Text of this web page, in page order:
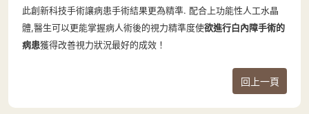
此創新科技手術讓病患手術結果更為精準. 配合上功能性人工水晶
體,醫生可以更能掌握病人術後的視力精準度使欲進行白內障手術的
病患獲得改善視力狀況最好的成效！
回上一頁